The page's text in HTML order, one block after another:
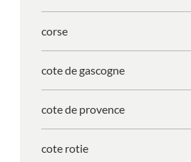
corse
cote de gascogne
cote de provence
cote rotie